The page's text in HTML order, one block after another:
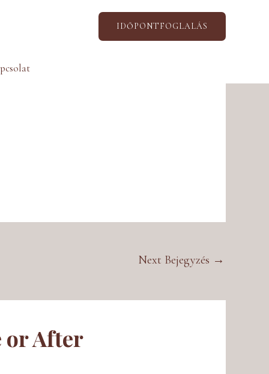
IDŐPONTFOGLALÁS
Next Bejegyzés →
or After